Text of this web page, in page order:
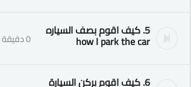
5. كيف اقوم بصف السياره
how I park the car 0 دقيقة
6. كيف اقوم بركن السيارة